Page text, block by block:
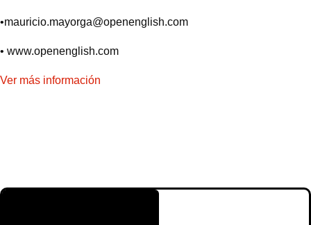
•mauricio.mayorga@openenglish.com
• www.openenglish.com
Ver más información